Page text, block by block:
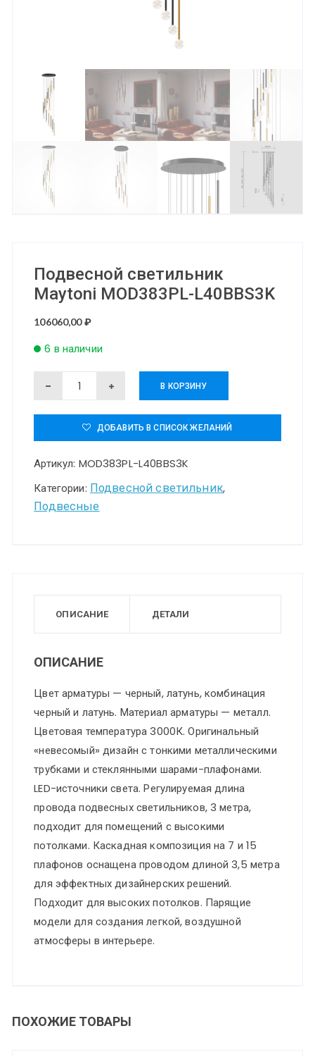
Подвесной светильник
Maytoni MOD383PL-L40BBS3K
106060,00₽
6 в наличии
Количество
Подвесной
светильник
Maytoni
MOD383PL-
L40BBS3K
В КОРЗИНУ
ДОБАВИТЬ В СПИСОК ЖЕЛАНИЙ
Артикул: MOD383PL-L40BBS3K
Категории: Подвесной светильник,
Подвесные
ОПИСАНИЕ ДЕТАЛИ
ОПИСАНИЕ
Цвет арматуры — черный, латунь, комбинация
черный и латунь. Материал арматуры — металл.
Цветовая температура 3000К. Оригинальный
«невесомый» дизайн с тонкими металлическими
трубками и стеклянными шарами-плафонами.
LED-источники света. Регулируемая длина
провода подвесных светильников, 3 метра,
подходит для помещений с высокими
потолками. Каскадная композиция на 7 и 15
плафонов оснащена проводом длиной 3,5 метра
для эффектных дизайнерских решений.
Подходит для высоких потолков. Парящие
модели для создания легкой, воздушной
атмосферы в интерьере.
ПОХОЖИЕ ТОВАРЫ